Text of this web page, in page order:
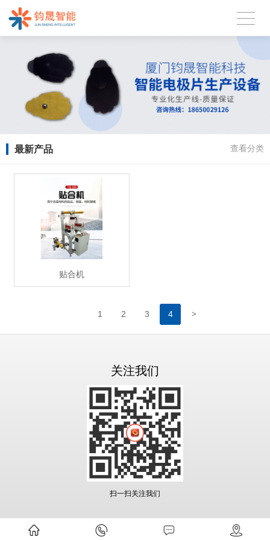
最新产品 查看分类
贴合机
1 2 3 4 >
关注我们
扫一扫关注我们